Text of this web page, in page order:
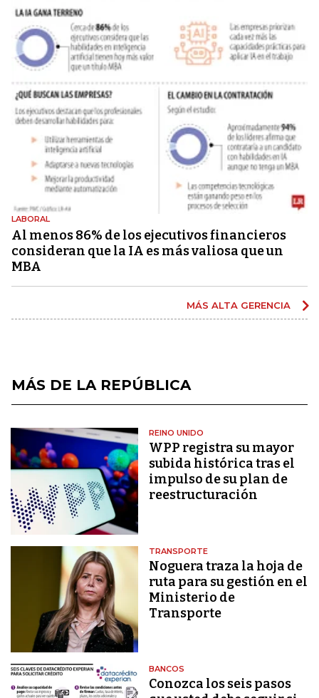
LABORAL
Al menos 86% de los ejecutivos financieros
consideran que la IA es más valiosa que un
MBA
MÁS ALTA GERENCIA
MÁS DE LA REPÚBLICA
REINO UNIDO
WPP registra su mayor
subida histórica tras el
impulso de su plan de
reestructuración
TRANSPORTE
Noguera traza la hoja de
ruta para su gestión en el
Ministerio de
Transporte
BANCOS
Conozca los seis pasos